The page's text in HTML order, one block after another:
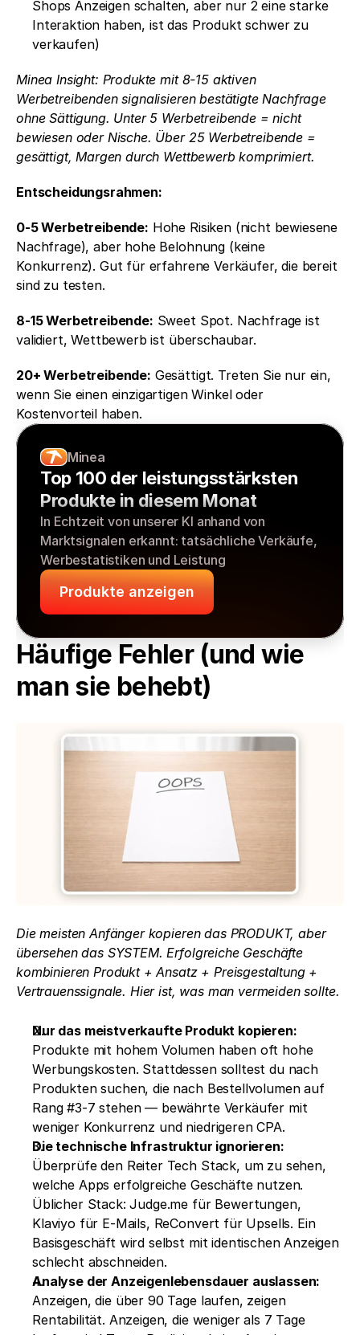
Shops Anzeigen schalten, aber nur 2 eine starke
Interaktion haben, ist das Produkt schwer zu
verkaufen)
Minea Insight: Produkte mit 8-15 aktiven
Werbetreibenden signalisieren bestätigte Nachfrage
ohne Sättigung. Unter 5 Werbetreibende = nicht
bewiesen oder Nische. Über 25 Werbetreibende =
gesättigt, Margen durch Wettbewerb komprimiert.
Entscheidungsrahmen:
0-5 Werbetreibende: Hohe Risiken (nicht bewiesene
Nachfrage), aber hohe Belohnung (keine
Konkurrenz). Gut für erfahrene Verkäufer, die bereit
sind zu testen.
8-15 Werbetreibende: Sweet Spot. Nachfrage ist
validiert, Wettbewerb ist überschaubar.
20+ Werbetreibende: Gesättigt. Treten Sie nur ein,
wenn Sie einen einzigartigen Winkel oder
Kostenvorteil haben.
Minea
Top 100 der leistungsstärksten
Produkte in diesem Monat
In Echtzeit von unserer KI anhand von
Marktsignalen erkannt: tatsächliche Verkäufe,
Werbestatistiken und Leistung
Produkte anzeigen
Häufige Fehler (und wie
man sie behebt)
Die meisten Anfänger kopieren das PRODUKT, aber
übersehen das SYSTEM. Erfolgreiche Geschäfte
kombinieren Produkt + Ansatz + Preisgestaltung +
Vertrauenssignale. Hier ist, was man vermeiden sollte.
Nur das meistverkaufte Produkt kopieren:
Produkte mit hohem Volumen haben oft hohe
Werbungskosten. Stattdessen solltest du nach
Produkten suchen, die nach Bestellvolumen auf
Rang #3-7 stehen — bewährte Verkäufer mit
weniger Konkurrenz und niedrigeren CPA.
Die technische Infrastruktur ignorieren:
Überprüfe den Reiter Tech Stack, um zu sehen,
welche Apps erfolgreiche Geschäfte nutzen.
Üblicher Stack: Judge.me für Bewertungen,
Klaviyo für E-Mails, ReConvert für Upsells. Ein
Basisgeschäft wird selbst mit identischen Anzeigen
schlecht abschneiden.
Analyse der Anzeigenlebensdauer auslassen:
Anzeigen, die über 90 Tage laufen, zeigen
Rentabilität. Anzeigen, die weniger als 7 Tage